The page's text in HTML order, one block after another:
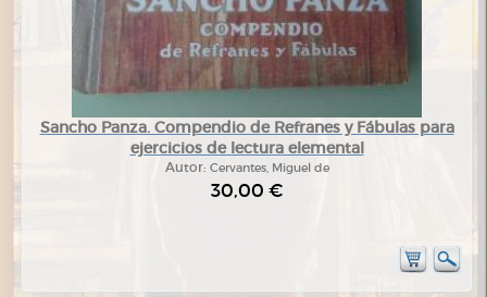
Sancho Panza. Compendio de Refranes y Fábulas para
ejercicios de lectura elemental
Autor: Cervantes, Miguel de
30,00 €